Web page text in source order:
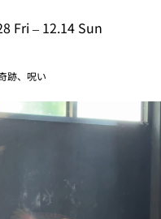
Fri – 12.14 Sun
跡、呪い